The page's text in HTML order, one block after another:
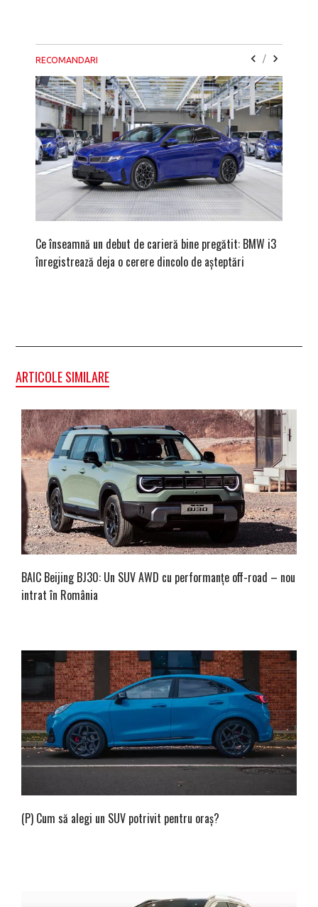
RECOMANDARI /
Ce înseamnă un debut de carieră bine pregătit: BMW i3
înregistrează deja o cerere dincolo de așteptări
ARTICOLE SIMILARE
BAIC Beijing BJ30: Un SUV AWD cu performanțe off-road – nou
intrat în România
(P) Cum să alegi un SUV potrivit pentru oraș?